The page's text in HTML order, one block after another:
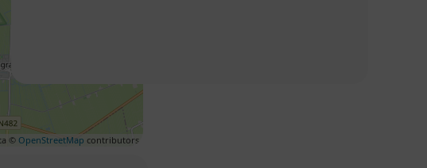
© OpenStreetMap contributors